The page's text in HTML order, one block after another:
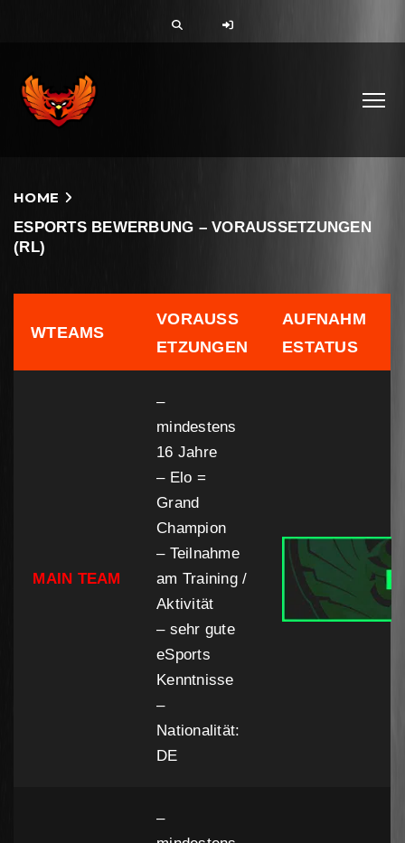
HOME
ESPORTS BEWERBUNG – VORAUSSETZUNGEN
(RL)
WTEAMS
VORAUSS
ETZUNGEN
AUFNAHM
ESTATUS
MAIN TEAM
–
mindestens
16 Jahre
– Elo =
Grand
Champion
– Teilnahme
am Training /
Aktivität
– sehr gute
eSports
Kenntnisse
–
Nationalität:
DE
–